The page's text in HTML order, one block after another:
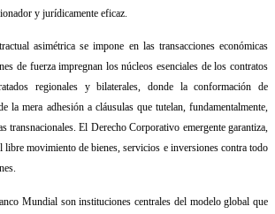
y jurídicamente eficaz.
asimétrica se impone en las transacciones económicas
de fuerza impregnan los núcleos esenciales de los contratos
regionales y bilaterales, donde la conformación de
la mera adhesión a cláusulas que tutelan, fundamentalmente,
transnacionales. El Derecho Corporativo emergente garantiza,
libre movimiento de bienes, servicios e inversiones contra todo
Mundial son instituciones centrales del modelo global que